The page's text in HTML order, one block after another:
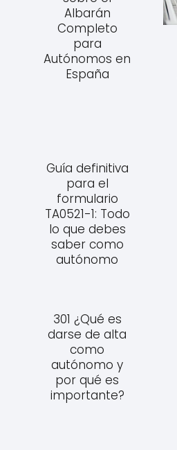
Albarán
Completo
para
Autónomos en
España
Guía definitiva
para el
formulario
TA0521-1: Todo
lo que debes
saber como
autónomo
301 ¿Qué es
darse de alta
como
autónomo y
por qué es
importante?